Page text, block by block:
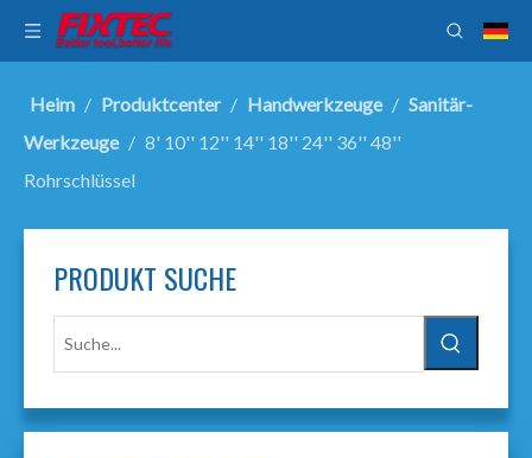
Heim / Produktcenter / Handwerkzeuge / Sanitär-
Werkzeuge / 8' 10'' 12'' 14'' 18'' 24'' 36'' 48''
Rohrschlüssel
PRODUKT SUCHE